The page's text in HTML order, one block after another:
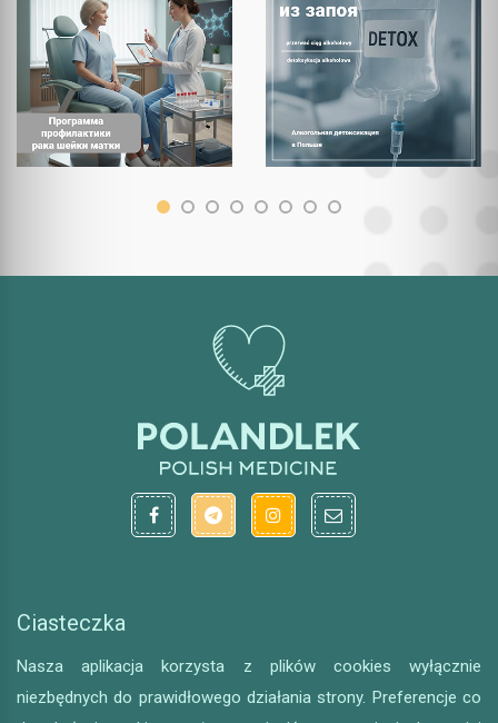
Ciasteczka
Nasza aplikacja korzysta z plików cookies wyłącznie
niezbędnych do prawidłowego działania strony. Preferencje co